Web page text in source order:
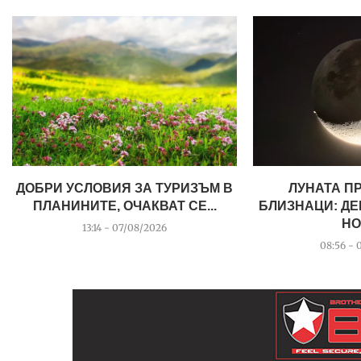
ДОБРИ УСЛОВИЯ ЗА ТУРИЗЪМ В
ПЛАНИНИТЕ, ОЧАКВАТ СЕ...
13:14 - 07/08/2026
ЛУНАТА
БЛИЗНАЦИ:
08:56 -